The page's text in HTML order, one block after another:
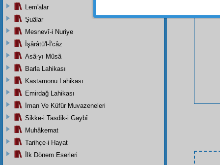
Lem'alar
Şuâlar
Mesnevî-i Nuriye
İşârâtü'l-İ'câz
Asâ-yı Mûsâ
Barla Lahikası
Kastamonu Lahikası
Emirdağ Lahikası
İman Ve Küfür Muvazeneleri
Sikke-i Tasdik-i Gaybî
Muhâkemat
Tarihçe-i Hayat
İlk Dönem Eserleri